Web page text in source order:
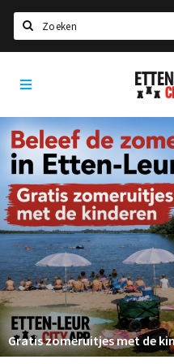
Home
Agenda
Deals
Party pics
Nieuws, interviews & blogs
Eten
Drinken
Slapen
Recreatief
Winkels
Gratis zomeruitjes met de